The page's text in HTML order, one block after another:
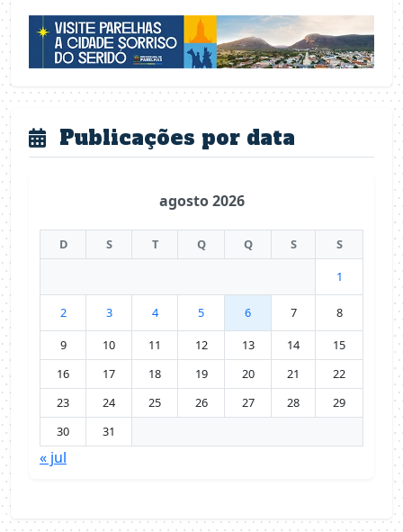
Publicações por data
agosto 2026
D S T Q Q S
S
1
2 3 4 5 6 7
8
9
10 11 12 13 14
15
16
17 18 19 20 21
22
23
24 25 26 27 28
29
30
31
« jul